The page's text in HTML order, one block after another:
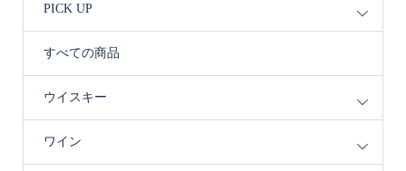
PICK UP
すべての商品
ウイスキー
ワイン